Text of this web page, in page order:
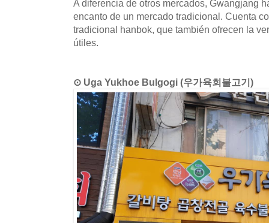
A diferencia de otros mercados, Gwangjang
encanto de un mercado tradicional. Cuenta
tradicional hanbok, que también ofrecen la
útiles.
⊙ Uga Yukhoe Bulgogi (우가육회불고기)